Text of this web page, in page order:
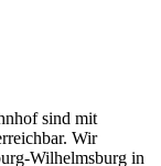
sind mit
Wir
Wilhelmsburg in